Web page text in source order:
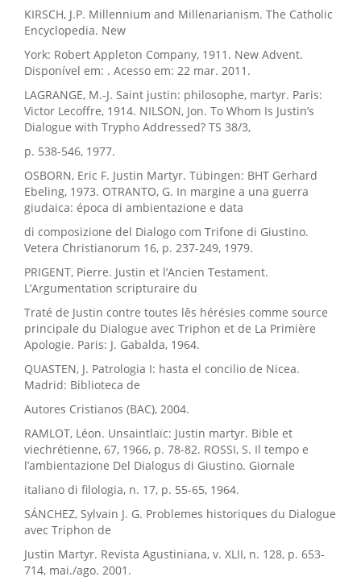
KIRSCH, J.P. Millennium and Millenarianism. The Catholic
Encyclopedia. New
York: Robert Appleton Company, 1911. New Advent.
Disponível em: . Acesso em: 22 mar. 2011.
LAGRANGE, M.-J. Saint justin: philosophe, martyr. Paris:
Victor Lecoffre, 1914. NILSON, Jon. To Whom Is Justin’s
Dialogue with Trypho Addressed? TS 38/3,
p. 538-546, 1977.
OSBORN, Eric F. Justin Martyr. Tübingen: BHT Gerhard
Ebeling, 1973. OTRANTO, G. In margine a una guerra
giudaica: época di ambientazione e data
di composizione del Dialogo com Trifone di Giustino.
Vetera Christianorum 16, p. 237-249, 1979.
PRIGENT, Pierre. Justin et l’Ancien Testament.
L’Argumentation scripturaire du
Traté de Justin contre toutes lês hérésies comme source
principale du Dialogue avec Triphon et de La Primière
Apologie. Paris: J. Gabalda, 1964.
QUASTEN, J. Patrologia I: hasta el concilio de Nicea.
Madrid: Biblioteca de
Autores Cristianos (BAC), 2004.
RAMLOT, Léon. Unsaintlaïc: Justin martyr. Bible et
viechrétienne, 67, 1966, p. 78-82. ROSSI, S. Il tempo e
l’ambientazione Del Dialogus di Giustino. Giornale
italiano di filologia, n. 17, p. 55-65, 1964.
SÁNCHEZ, Sylvain J. G. Problemes historiques du Dialogue
avec Triphon de
Justin Martyr. Revista Agustiniana, v. XLII, n. 128, p. 653-
714, mai./ago. 2001.